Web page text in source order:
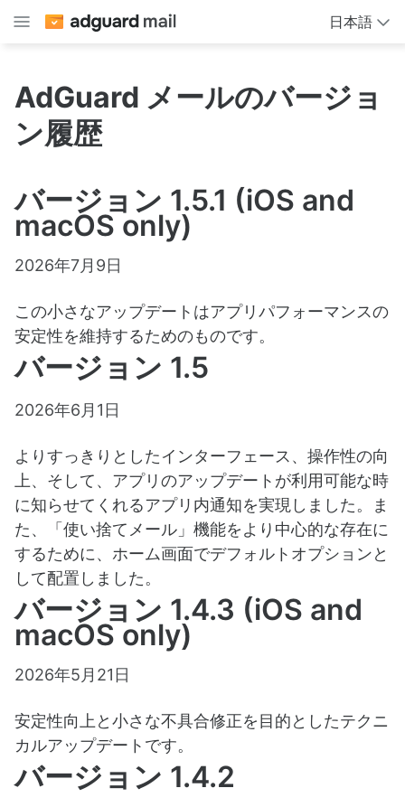
日本語
AdGuard メールのバージョ
ン履歴
バージョン 1.5.1 (iOS and
macOS only)
2026年7月9日
この小さなアップデートはアプリパフォーマンスの
安定性を維持するためのものです。
バージョン 1.5
2026年6月1日
よりすっきりとしたインターフェース、操作性の向
上、そして、アプリのアップデートが利用可能な時
に知らせてくれるアプリ内通知を実現しました。ま
た、「使い捨てメール」機能をより中心的な存在に
するために、ホーム画面でデフォルトオプションと
して配置しました。
バージョン 1.4.3 (iOS and
macOS only)
2026年5月21日
安定性向上と小さな不具合修正を目的としたテクニ
カルアップデートです。
バージョン 1.4.2